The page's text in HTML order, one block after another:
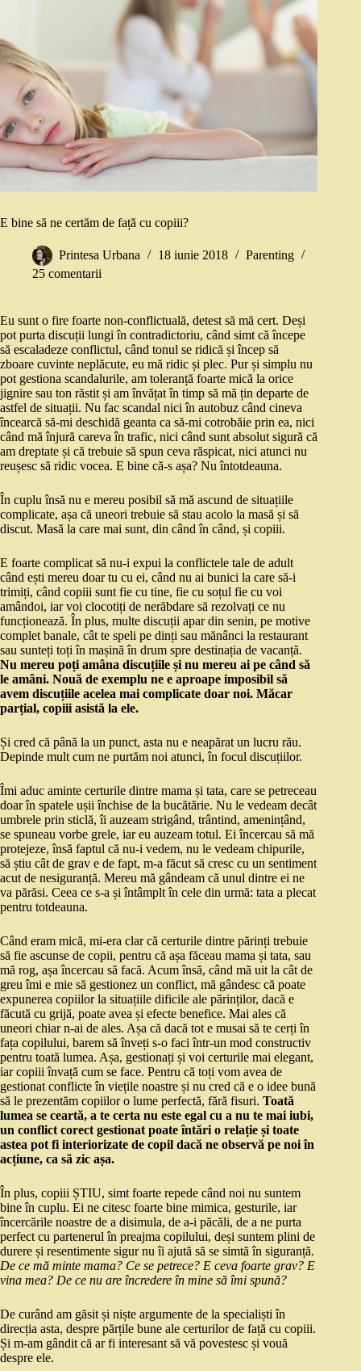
E bine să ne certăm de față cu copiii?
Printesa Urbana 18 iunie 2018
Parenting
25 comentarii
Eu sunt o fire foarte non-conflictuală, detest să mă cert. Deși
pot purta discuții lungi în contradictoriu, când simt că începe
să escaladeze conflictul, când tonul se ridică și încep să
zboare cuvinte neplăcute, eu mă ridic și plec. Pur și simplu nu
pot gestiona scandalurile, am toleranță foarte mică la orice
jignire sau ton răstit și am învățat în timp să mă țin departe de
astfel de situații. Nu fac scandal nici în autobuz când cineva
încearcă să-mi deschidă geanta ca să-mi cotrobăie prin ea, nici
când mă înjură careva în trafic, nici când sunt absolut sigură că
am dreptate și că trebuie să spun ceva răspicat, nici atunci nu
reușesc să ridic vocea. E bine că-s așa? Nu întotdeauna.
În cuplu însă nu e mereu posibil să mă ascund de situațiile
complicate, așa că uneori trebuie să stau acolo la masă și să
discut. Masă la care mai sunt, din când în când, și copiii.
E foarte complicat să nu-i expui la conflictele tale de adult
când ești mereu doar tu cu ei, când nu ai bunici la care să-i
trimiți, când copiii sunt fie cu tine, fie cu soțul fie cu voi
amândoi, iar voi clocotiți de nerăbdare să rezolvați ce nu
funcționează. În plus, multe discuții apar din senin, pe motive
complet banale, cât te speli pe dinți sau mănânci la restaurant
sau sunteți toți în mașină în drum spre destinația de vacanță.
Nu mereu poți amâna discuțiile și nu mereu ai pe când să
le amâni. Nouă de exemplu ne e aproape imposibil să
avem discuțiile acelea mai complicate doar noi. Măcar
parțial, copiii asistă la ele.
Și cred că până la un punct, asta nu e neapărat un lucru rău.
Depinde mult cum ne purtăm noi atunci, în focul discuțiilor.
Îmi aduc aminte certurile dintre mama și tata, care se petreceau
doar în spatele ușii închise de la bucătărie. Nu le vedeam decât
umbrele prin sticlă, îi auzeam strigând, trântind, amenințând,
se spuneau vorbe grele, iar eu auzeam totul. Ei încercau să mă
protejeze, însă faptul că nu-i vedem, nu le vedeam chipurile,
să știu cât de grav e de fapt, m-a făcut să cresc cu un sentiment
acut de nesiguranță. Mereu mă gândeam că unul dintre ei ne
va părăsi. Ceea ce s-a și întâmplt în cele din urmă: tata a plecat
pentru totdeauna.
Când eram mică, mi-era clar că certurile dintre părinți trebuie
să fie ascunse de copii, pentru că așa făceau mama și tata, sau
mă rog, așa încercau să facă. Acum însă, când mă uit la cât de
greu îmi e mie să gestionez un conflict, mă gândesc că poate
expunerea copiilor la situațiile dificile ale părinților, dacă e
făcută cu grijă, poate avea și efecte benefice. Mai ales că
uneori chiar n-ai de ales. Așa că dacă tot e musai să te cerți în
fața copilului, barem să înveți s-o faci într-un mod constructiv
pentru toată lumea. Așa, gestionați și voi certurile mai elegant,
iar copiii învață cum se face. Pentru că toți vom avea de
gestionat conflicte în viețile noastre și nu cred că e o idee bună
să le prezentăm copiilor o lume perfectă, fără fisuri. Toată
lumea se ceartă, a te certa nu este egal cu a nu te mai iubi,
un conflict corect gestionat poate întări o relație și toate
astea pot fi interiorizate de copil dacă ne observă pe noi în
acțiune, ca să zic așa.
În plus, copiii ȘTIU, simt foarte repede când noi nu suntem
bine în cuplu. Ei ne citesc foarte bine mimica, gesturile, iar
încercările noastre de a disimula, de a-i păcăli, de a ne purta
perfect cu partenerul în preajma copilului, deși suntem plini de
durere și resentimente sigur nu îi ajută să se simtă în siguranță.
De ce mă minte mama? Ce se petrece? E ceva foarte grav? E
vina mea? De ce nu are încredere în mine să îmi spună?
De curând am găsit și niște argumente de la specialiști în
direcția asta, despre părțile bune ale certurilor de față cu copiii.
Și m-am gândit că ar fi interesant să vă povestesc și vouă
despre ele.